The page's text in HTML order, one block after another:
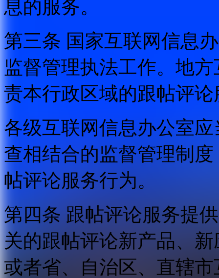
息的服务。
第三条 国家互联网信息
监督管理执法工作。地
责本行政区域的跟帖评
各级互联网信息办公室
查相结合的监督管理制
帖评论服务行为。
第四条 跟帖评论服务提
关的跟帖评论新产品、
或者省、自治区、直辖